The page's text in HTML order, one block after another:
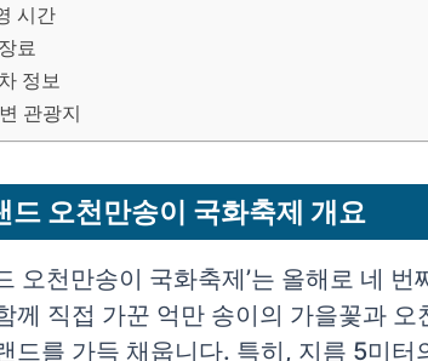
시간
료
정보
관광지
드 오천만송이 국화축제 개요
오천만송이 국화축제’는 올해로 네
께 직접 가꾼 억만 송이의 가을꽃과 오
드를 가득 채웁니다. 특히, 지름 5미터